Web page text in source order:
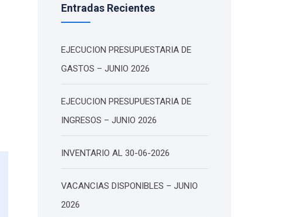
Entradas Recientes
EJECUCION PRESUPUESTARIA DE
GASTOS – JUNIO 2026
EJECUCION PRESUPUESTARIA DE
INGRESOS – JUNIO 2026
INVENTARIO AL 30-06-2026
VACANCIAS DISPONIBLES – JUNIO
2026